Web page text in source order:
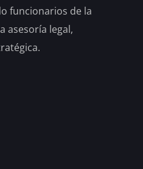
funcionarios de la
asesoría legal,